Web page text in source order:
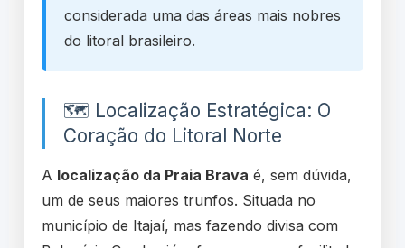
considerada uma das áreas mais nobres
do litoral brasileiro.
🗺️ Localização Estratégica: O
Coração do Litoral Norte
A localização da Praia Brava é, sem dúvida,
um de seus maiores trunfos. Situada no
município de Itajaí, mas fazendo divisa com